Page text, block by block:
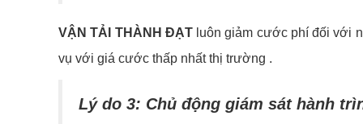
VẬN TẢI THÀNH ĐẠTluôn giảm cước phí đối với
vụ với giá cước thấp nhất thị trường .
Lý do 3: Chủ động giám sát hành